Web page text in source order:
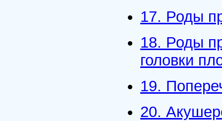
17. Роды
18. Роды
головки
19.
20.